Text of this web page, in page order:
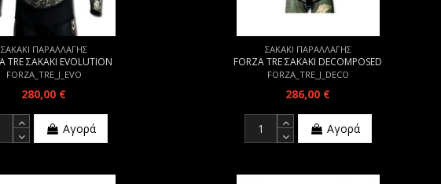
ΣΑΚΑΚΙ ΠΑΡΑΛΛΑΓΗΣ
TRE ΣΑΚΑΚΙ EVOLUTION
FORZA_TRE_J_EVO
280,00 €
Αγορά
ΣΑΚΑΚΙ ΠΑΡΑΛΛΑΓΗΣ
FORZA TRE ΣΑΚΑΚΙ DECOMPOSED
FORZA_TRE_J_DECO
286,00 €
Αγορά